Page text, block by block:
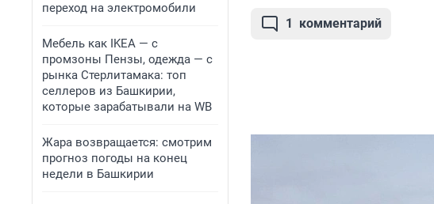
переход на электромобили
Мебель как IKEA — с
промзоны Пензы, одежда — с
рынка Стерлитамака: топ
селлеров из Башкирии,
которые зарабатывали на WB
Жара возвращается: смотрим
прогноз погоды на конец
недели в Башкирии
1 комментарий